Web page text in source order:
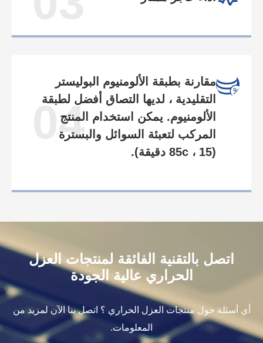
مقارنة بطبقة الألومنيوم البوليستر
التقليدية ، لديها التصاق أفضل لطبقة
الألومنيوم. يمكن استخدام المنتج
المركب لتعبئة السوائل والبسترة
(85c ، 15 دقيقة).
04
اتصل بالتقنية الفائقة لمنتجات العزل
الحراري عالية الجودة
أي أسئلة حول منتجات العزل الحراري ؟ اتصل بنا الآن لمزيد من
المعلومات.